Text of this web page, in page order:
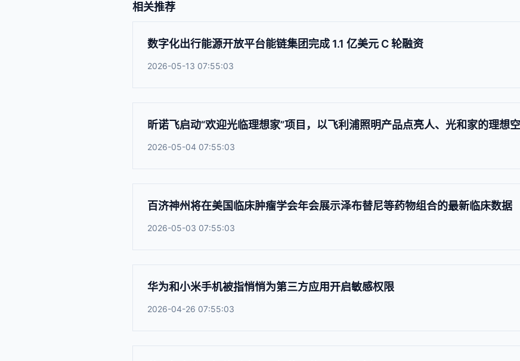
相关推荐
数字化出行能源开放平台能链集团完成 1.1 亿美元 C 轮融资
2026-05-13 07:55:03
昕诺飞启动“欢迎光临理想家”项目，以飞利浦照明产品点亮人、光和家的理想
2026-05-04 07:55:03
百济神州将在美国临床肿瘤学会年会展示泽布替尼等药物组合的最新临床数据
2026-05-03 07:55:03
华为和小米手机被指悄悄为第三方应用开启敏感权限
2026-04-26 07:55:03